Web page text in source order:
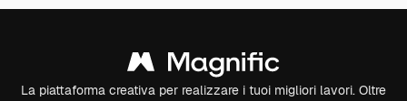
La piattaforma creativa per realizzare i tuoi migliori lavori. Oltre